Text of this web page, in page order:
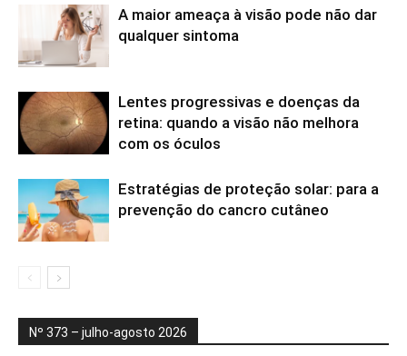
A maior ameaça à visão pode não dar
qualquer sintoma
Lentes progressivas e doenças da
retina: quando a visão não melhora
com os óculos
Estratégias de proteção solar: para a
prevenção do cancro cutâneo
Nº 373 – julho-agosto 2026